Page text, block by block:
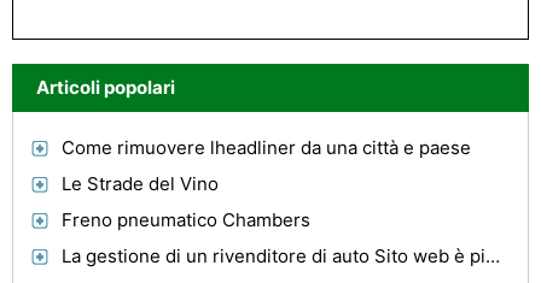
Articoli popolari
Come rimuovere lheadliner da una città e paese
Le Strade del Vino
Freno pneumatico Chambers
La gestione di un rivenditore di auto Sito web è più importante